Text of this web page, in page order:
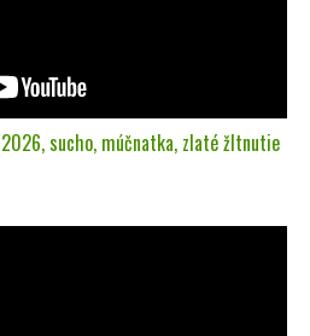
sucho, múčnatka, zlaté žltnutie